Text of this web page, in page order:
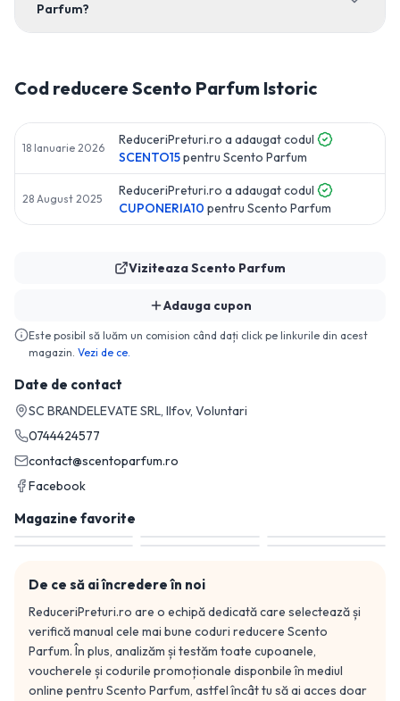
ViziteazaScento Parfum
Adauga cupon
Este posibil să luăm un comision când dați click pe linkurile din acest
magazin. Vezi de ce.
Date de contact
SC BRANDELEVATE SRL, Ilfov, Voluntari
0744424577
contact@scentoparfum.ro
Facebook
Magazine favorite
De ce să ai încredere în noi
ReduceriPreturi.ro are o echipă dedicată care selectează și
verifică manual cele mai bune coduri reducere Scento
Parfum. În plus, analizăm și testăm toate cupoanele,
voucherele și codurile promoționale disponbile în mediul
online pentru Scento Parfum, astfel încât tu să ai acces doar
Parfum?
Cod reducere Scento Parfum Istoric
18 Ianuarie 2026
ReduceriPreturi.ro a adaugat codul
SCENTO15pentru Scento Parfum
28 August 2025
ReduceriPreturi.ro a adaugat codul
CUPONERIA10 pentru Scento Parfum